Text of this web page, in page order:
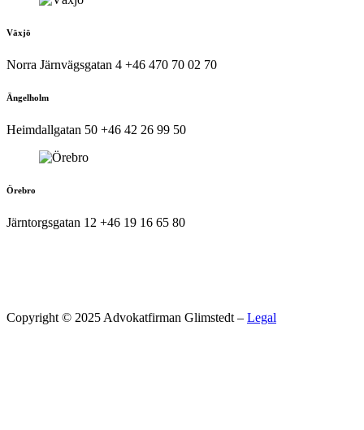
Växjö
Norra Järnvägsgatan 4 +46 470 70 02 70
Ängelholm
Heimdallgatan 50 +46 42 26 99 50
Örebro
Järntorgsgatan 12 +46 19 16 65 80
Copyright © 2025 Advokatfirman Glimstedt – Legal